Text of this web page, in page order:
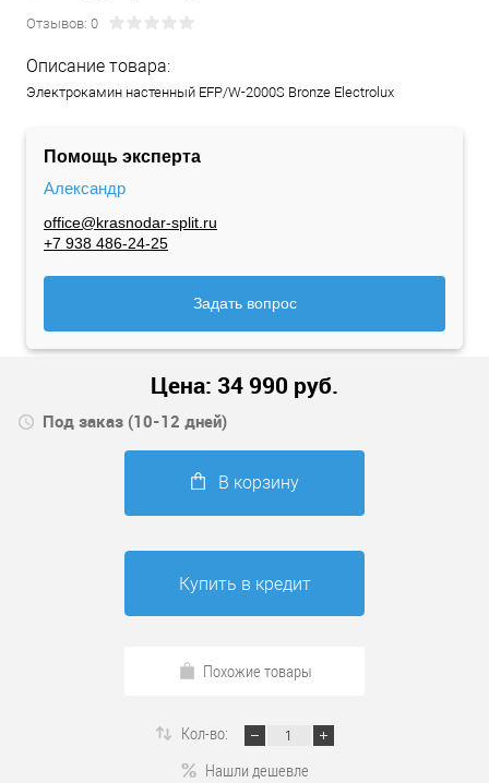
Отзывов: 0
Описание товара:
Электрокамин настенный EFP/W-2000S Bronze Electrolux
Помощь эксперта
Александр
office@krasnodar-split.ru
+7 938 486-24-25
Задать вопрос
Цена: 34 990 руб.
Под заказ (10-12 дней)
В корзину
Купить в кредит
Похожие товары
Кол-во:
Нашли дешевле